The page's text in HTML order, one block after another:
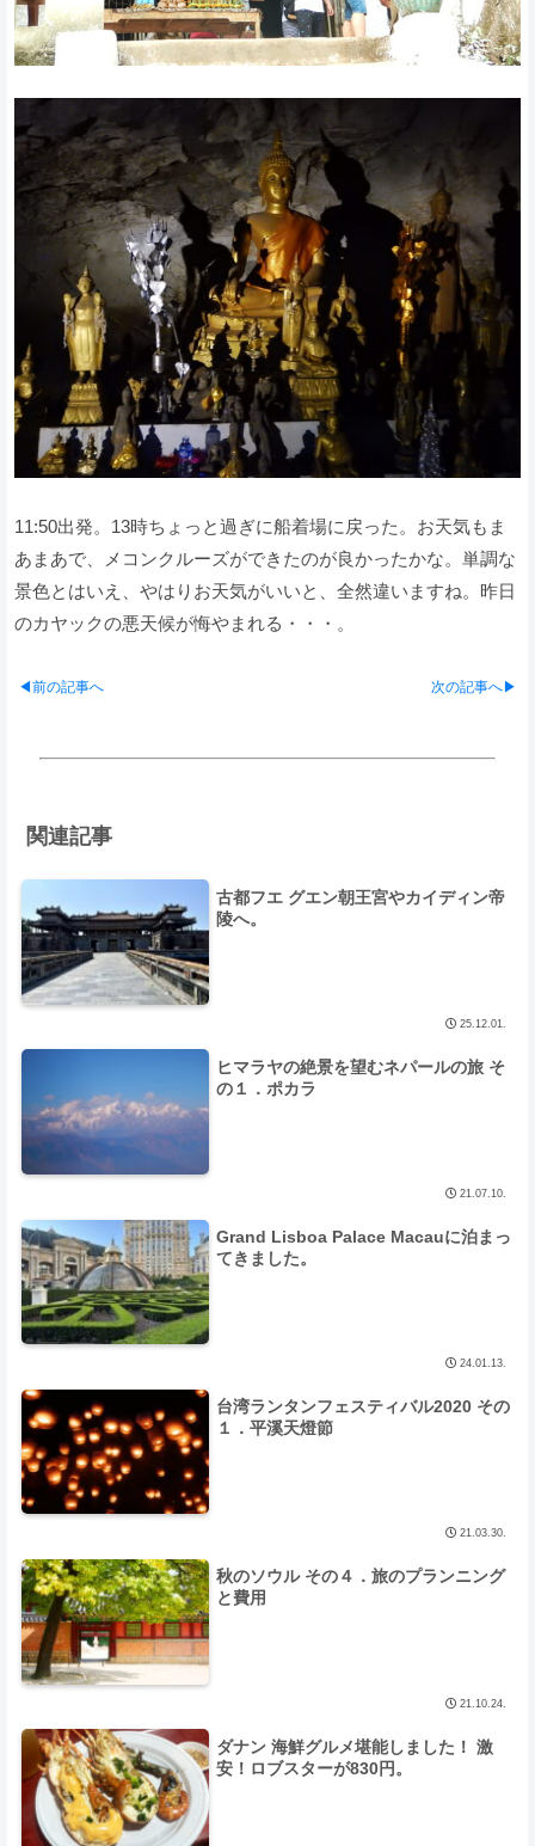
11:50出発。13時ちょっと過ぎに船着場に戻った。お天気もま
あまあで、メコンクルーズができたのが良かったかな。単調な
景色とはいえ、やはりお天気がいいと、全然違いますね。昨日
のカヤックの悪天候が悔やまれる・・・。
◀前の記事へ 次の記事へ▶
関連記事
古都フエ グエン朝王宮やカイディン帝
陵へ。
25.12.01.
ヒマラヤの絶景を望むネパールの旅 そ
の１．ポカラ
21.07.10.
Grand Lisboa Palace Macauに泊まっ
てきました。
24.01.13.
台湾ランタンフェスティバル2020 その
１．平溪天燈節
21.03.30.
秋のソウル その４．旅のプランニング
と費用
21.10.24.
ダナン 海鮮グルメ堪能しました！ 激
安！ロブスターが830円。